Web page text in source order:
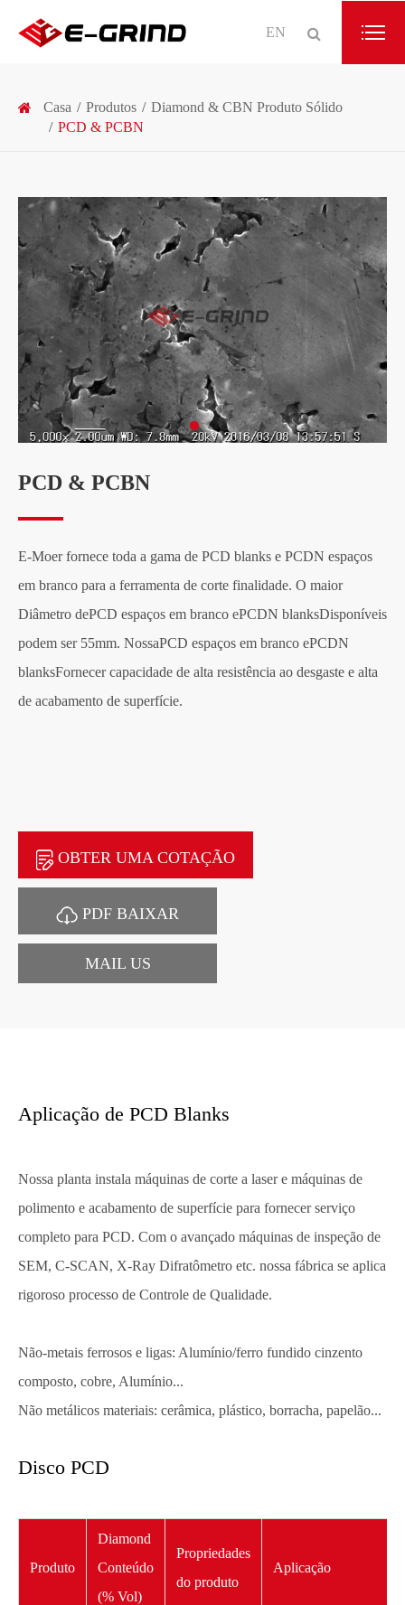
EN
Casa Produtos
Diamond & CBN Produto Sólido
PCD & PCBN
PCD & PCBN
E-Moer fornece toda a gama de PCD blanks e PCDN espaços
em branco para a ferramenta de corte finalidade. O maior
Diâmetro dePCD espaços em branco ePCDN blanksDisponíveis
podem ser 55mm. NossaPCD espaços em branco ePCDN
blanksFornecer capacidade de alta resistência ao desgaste e alta
de acabamento de superfície.
OBTER UMA COTAÇÃO
PDF BAIXAR
MAIL US
Aplicação de PCD Blanks
Nossa planta instala máquinas de corte a laser e máquinas de
polimento e acabamento de superfície para fornecer serviço
completo para PCD. Com o avançado máquinas de inspeção de
SEM, C-SCAN, X-Ray Difratômetro etc. nossa fábrica se aplica
rigoroso processo de Controle de Qualidade.
Não-metais ferrosos e ligas: Alumínio/ferro fundido cinzento
composto, cobre, Alumínio...
Não metálicos materiais: cerâmica, plástico, borracha, papelão...
Disco PCD
Produto
Diamond
Conteúdo
(% Vol)
Propriedades
do produto
Aplicação